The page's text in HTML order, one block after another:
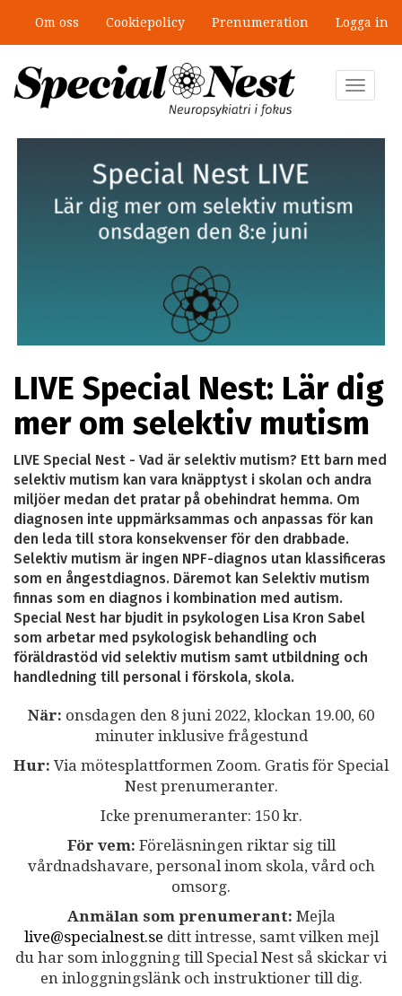
huvudinnehåll
Om oss Cookiepolicy Prenumeration Logga in
Toggle
LIVE Special Nest: Lär dig
mer om selektiv mutism
LIVE Special Nest - Vad är selektiv mutism? Ett barn med
selektiv mutism kan vara knäpptyst i skolan och andra
miljöer medan det pratar på obehindrat hemma. Om
diagnosen inte uppmärksammas och anpassas för kan
den leda till stora konsekvenser för den drabbade.
Selektiv mutism är ingen NPF-diagnos utan klassificeras
som en ångestdiagnos. Däremot kan Selektiv mutism
finnas som en diagnos i kombination med autism.
Special Nest har bjudit in psykologen Lisa Kron Sabel
som arbetar med psykologisk behandling och
föräldrastöd vid selektiv mutism samt utbildning och
handledning till personal i förskola, skola.
När: onsdagen den 8 juni 2022, klockan 19.00, 60
minuter inklusive frågestund
Hur: Via mötesplattformen Zoom. Gratis för Special
Nest prenumeranter.
Icke prenumeranter: 150 kr.
För vem: Föreläsningen riktar sig till
vårdnadshavare, personal inom skola, vård och
omsorg.
Anmälan som prenumerant: Mejla
live@specialnest.se ditt intresse, samt vilken mejl
du har som inloggning till Special Nest så skickar vi
en inloggningslänk och instruktioner till dig.